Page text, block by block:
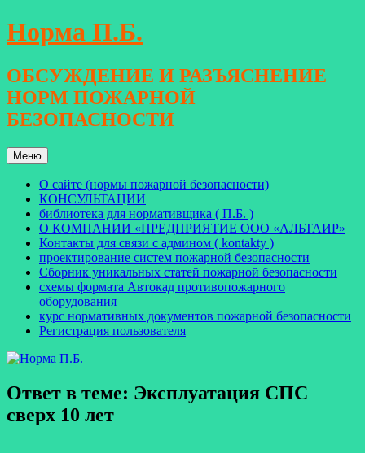
Перейти
к
Норма П.Б.
ОБСУЖДЕНИЕ И РАЗЪЯСНЕНИЕ
НОРМ ПОЖАРНОЙ
БЕЗОПАСНОСТИ
Меню
О сайте (нормы пожарной безопасности)
КОНСУЛЬТАЦИИ
библиотека для нормативщика ( П.Б. )
О КОМПАНИИ «ПРЕДПРИЯТИЕ ООО «АЛЬТАИР»
Контакты для связи с админом ( kontakty )
проектирование систем пожарной безопасности
Сборник уникальных статей пожарной безопасности
схемы формата Автокад противопожарного
оборудования
курс нормативных документов пожарной безопасности
Регистрация пользователя
Ответ в теме: Эксплуатация СПС
сверх 10 лет